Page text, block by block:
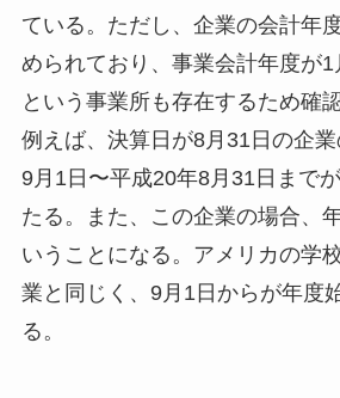
ている。ただし、企業の会計年
められており、事業会計年度が1
という事業所も存在するため確
例えば、決算日が8月31日の企
9月1日〜平成20年8月31日まで
たる。また、この企業の場合、
いうことになる。アメリカの学
業と同じく、9月1日からが年度
る。